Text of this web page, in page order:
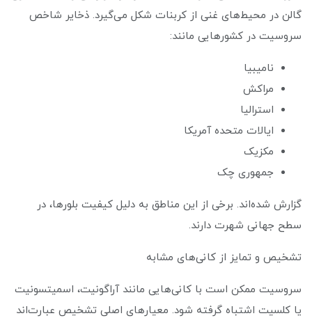
گالن در محیط‌های غنی از کربنات شکل می‌گیرد. ذخایر شاخص
سروسیت در کشورهایی مانند:
نامیبیا
مراکش
استرالیا
ایالات متحده آمریکا
مکزیک
جمهوری چک
گزارش شده‌اند. برخی از این مناطق به دلیل کیفیت بلورها، در
سطح جهانی شهرت دارند.
تشخیص و تمایز از کانی‌های مشابه
سروسیت ممکن است با کانی‌هایی مانند آراگونیت، اسمیتسونیت
یا کلسیت اشتباه گرفته شود. معیارهای اصلی تشخیص عبارت‌اند